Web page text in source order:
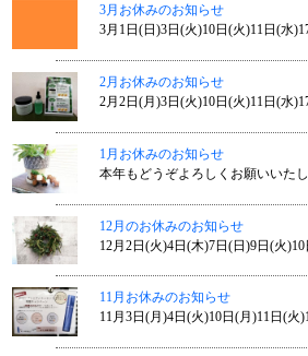
3月お休みのお知らせ
3月1日(日)3日(火)10日(火)11日(水
2月お休みのお知らせ
2月2日(月)3日(火)10日(火)11日(水
1月お休みのお知らせ
本年もどうぞよろしくお願いいた
12月のお休みのお知らせ
12月2日(火)4日(木)7日(日)9日(火
11月お休みのお知らせ
11月3日(月)4日(火)10日(月)11日(